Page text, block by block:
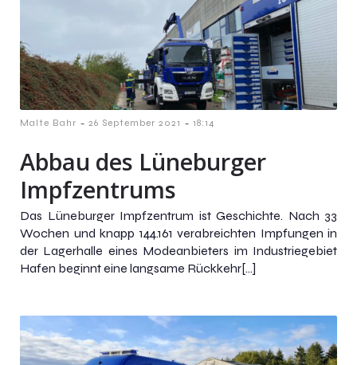
Malte Bahr - 26 September 2021 - 18:14
Abbau des Lüneburger
Impfzentrums
Das Lüneburger Impfzentrum ist Geschichte. Nach 33
Wochen und knapp 144.161 verabreichten Impfungen in
der Lagerhalle eines Modeanbieters im Industriegebiet
Hafen beginnt eine langsame Rückkehr[…]